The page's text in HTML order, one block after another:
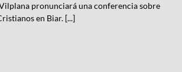
pronunciará una conferencia sobre
en Biar. [...]